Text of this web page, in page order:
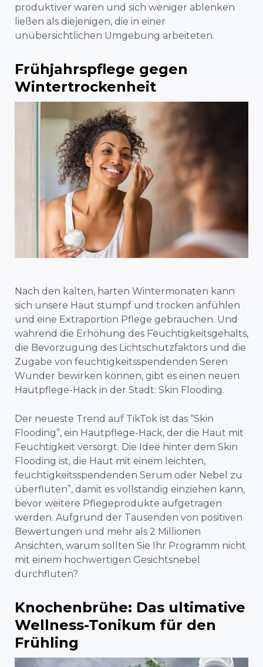
produktiver waren und sich weniger ablenken
ließen als diejenigen, die in einer
unübersichtlichen Umgebung arbeiteten.
Frühjahrspflege gegen
Wintertrockenheit
Nach den kalten, harten Wintermonaten kann
sich unsere Haut stumpf und trocken anfühlen
und eine Extraportion Pflege gebrauchen. Und
während die Erhöhung des Feuchtigkeitsgehalts,
die Bevorzugung des Lichtschutzfaktors und die
Zugabe von feuchtigkeitsspendenden Seren
Wunder bewirken können, gibt es einen neuen
Hautpflege-Hack in der Stadt: Skin Flooding.
Der neueste Trend auf TikTok ist das “Skin
Flooding”, ein Hautpflege-Hack, der die Haut mit
Feuchtigkeit versorgt. Die Idee hinter dem Skin
Flooding ist, die Haut mit einem leichten,
feuchtigkeitsspendenden Serum oder Nebel zu
überfluten”, damit es vollständig einziehen kann,
bevor weitere Pflegeprodukte aufgetragen
werden. Aufgrund der Tausenden von positiven
Bewertungen und mehr als 2 Millionen
Ansichten, warum sollten Sie Ihr Programm nicht
mit einem hochwertigen Gesichtsnebel
durchfluten?
Knochenbrühe: Das ultimative
Wellness-Tonikum für den
Frühling